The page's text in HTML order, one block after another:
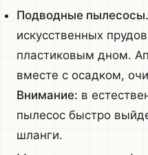
Подводные пылесосы.
искусственных
пластиковым дном.
вместе с осадком,
Внимание: в
пылесос быстро
шланги.